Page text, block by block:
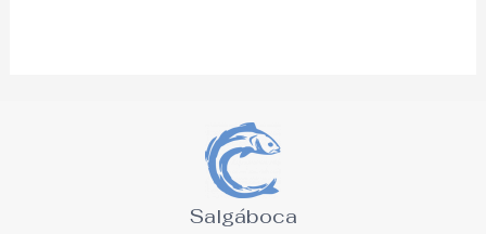
Salgáboca